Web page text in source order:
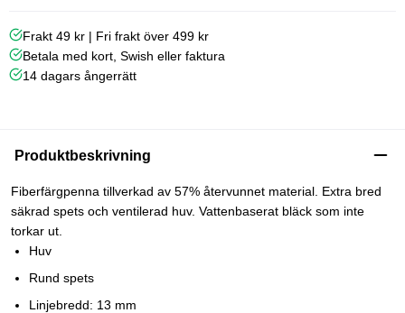
Frakt 49 kr | Fri frakt över 499 kr
Betala med kort, Swish eller faktura
14 dagars ångerrätt
Produktbeskrivning
Fiberfärgpenna tillverkad av 57% återvunnet material. Extra bred
säkrad spets och ventilerad huv. Vattenbaserat bläck som inte
torkar ut.
Huv
Rund spets
Linjebredd: 13 mm